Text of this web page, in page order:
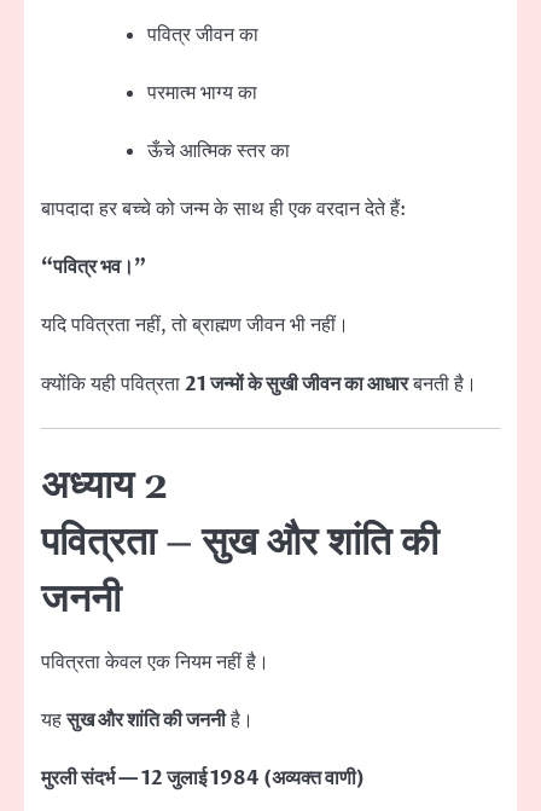
पवित्र जीवन का
परमात्म भाग्य का
ऊँचे आत्मिक स्तर का
बापदादा हर बच्चे को जन्म के साथ ही एक वरदान देते हैं:
“पवित्र भव।”
यदि पवित्रता नहीं, तो ब्राह्मण जीवन भी नहीं।
क्योंकि यही पवित्रता21 जन्मों के सुखी जीवन का आधारबनती है।
अध्याय 2
पवित्रता – सुख और शांति की
जननी
पवित्रता केवल एक नियम नहीं है।
यहसुख और शांति की जननीहै।
मुरली संदर्भ — 12 जुलाई 1984 (अव्यक्त वाणी)